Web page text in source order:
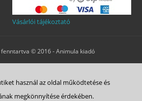
Vásárlói tájékoztató
© 2016 -Animula kiadó
tájékoztató Süti tájékoztató Szerzői jog
használ az oldal működtetése és
megkönnyítése érdekében.